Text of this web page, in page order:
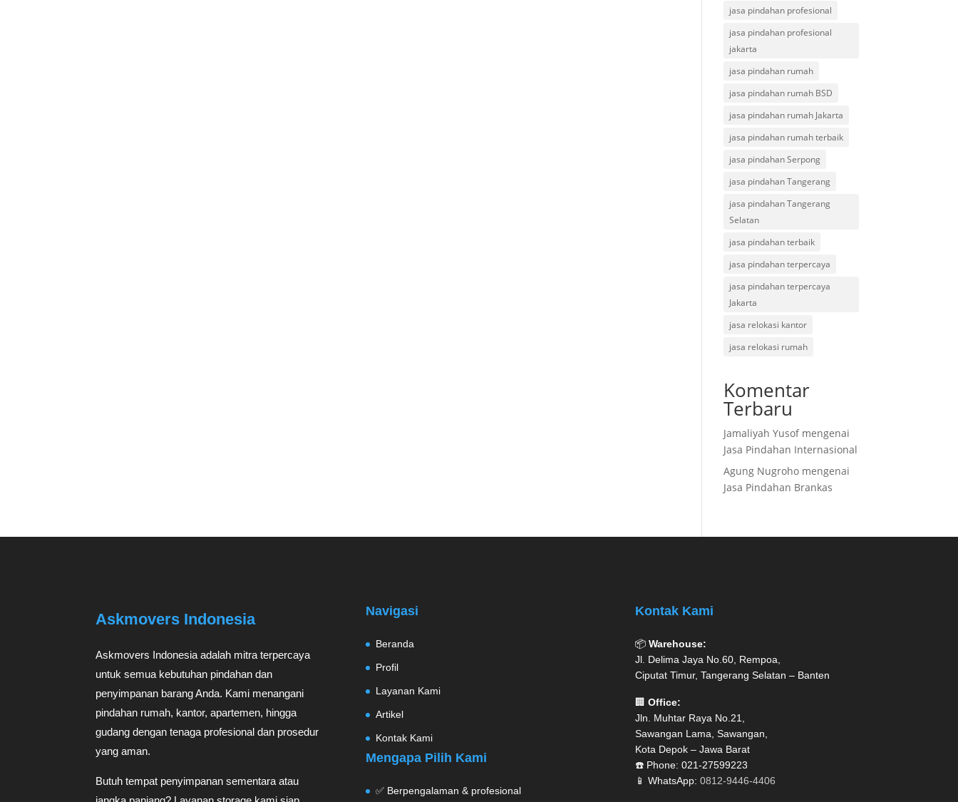
jasa pindahan profesional
jasa pindahan profesional
jakarta
jasa pindahan rumah
jasa pindahan rumah BSD
jasa pindahan rumah Jakarta
jasa pindahan rumah terbaik
jasa pindahan Serpong
jasa pindahan Tangerang
jasa pindahan Tangerang
Selatan
jasa pindahan terbaik
jasa pindahan terpercaya
jasa pindahan terpercaya
Jakarta
jasa relokasi kantor
jasa relokasi rumah
Komentar
Terbaru
Jamaliyah Yusofmengenai
Jasa Pindahan Internasional
Agung Nugroho mengenai
Jasa Pindahan Brankas
Askmovers Indonesia
Askmovers Indonesia adalah mitra terpercaya
untuk semua kebutuhan pindahan dan
penyimpanan barang Anda. Kami menangani
pindahan rumah, kantor, apartemen, hingga
gudang dengan tenaga profesional dan prosedur
yang aman.
Butuh tempat penyimpanan sementara atau
Navigasi
Beranda
Profil
Layanan Kami
Artikel
Kontak Kami
Mengapa Pilih Kami
✅ Berpengalaman & profesional
Kontak Kami
📦 Warehouse:
Jl. Delima Jaya No.60, Rempoa,
Ciputat Timur, Tangerang Selatan – Banten
🏢 Office:
Jln. Muhtar Raya No.21,
Sawangan Lama, Sawangan,
Kota Depok – Jawa Barat
☎️ Phone: 021-27599223
📱 WhatsApp: 0812-9446-4406